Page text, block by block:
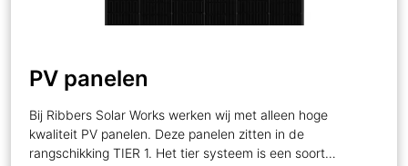
PV panelen
Bij Ribbers Solar Works werken wij met alleen hoge
kwaliteit PV panelen. Deze panelen zitten in de
rangschikking TIER 1. Het tier systeem is een soort…